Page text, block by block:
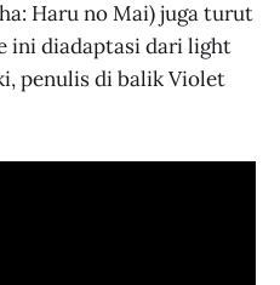
Haru no Mai) juga turut
ini diadaptasi dari light
penulis di balik Violet